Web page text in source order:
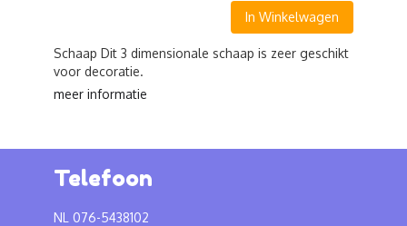
In Winkelwagen
Schaap Dit 3 dimensionale schaap is zeer geschikt
voor decoratie.
meer informatie
Telefoon
NL 076-5438102